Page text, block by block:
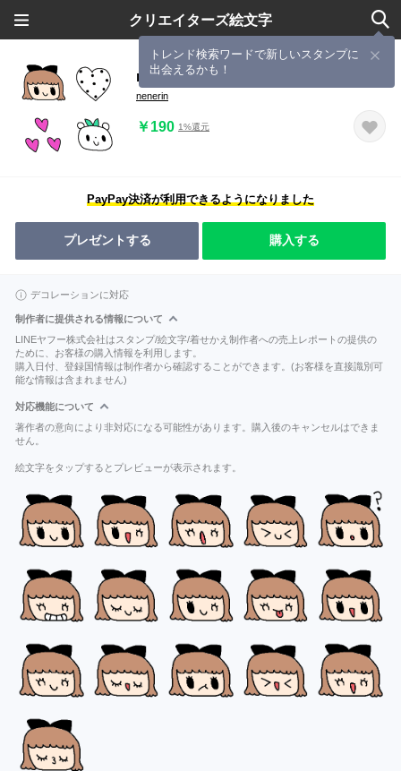
クリエイターズ絵文字
トレンド検索ワードで新しいスタンプに
出会えるかも！
nenerin色んな絵文字セット可愛い659
nenerin
￥190 1%還元
PayPay決済が利用できるようになりました
プレゼントする 購入する
デコレーションに対応
制作者に提供される情報について
LINEヤフー株式会社はスタンプ/絵文字/着せかえ制作者への売上レポートの提供の
ために、お客様の購入情報を利用します。
購入日付、登録国情報は制作者から確認することができます。(お客様を直接識別可
能な情報は含まれません)
対応機能について
著作者の意向により非対応になる可能性があります。購入後のキャンセルはできま
せん。
絵文字をタップするとプレビューが表示されます。